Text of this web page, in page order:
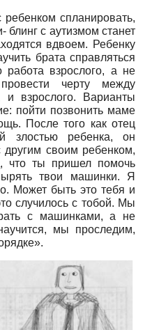
спланировать,
блинг с аутизмом станет
вдвоем. Ребенку
брата справляться
взрослого, а не
черту между
и взрослого. Варианты
пойти позвонить маме
После того как отец
злостью ребенка, он
другим своим ребенком,
что ты пришел помочь
твои машинки. Я
Может быть это тебя и
случилось с тобой. Мы
с машинками, а не
мы проследим,